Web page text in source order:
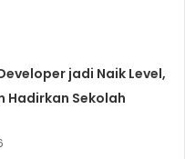
jadi Naik Level,
Hadirkan Sekolah